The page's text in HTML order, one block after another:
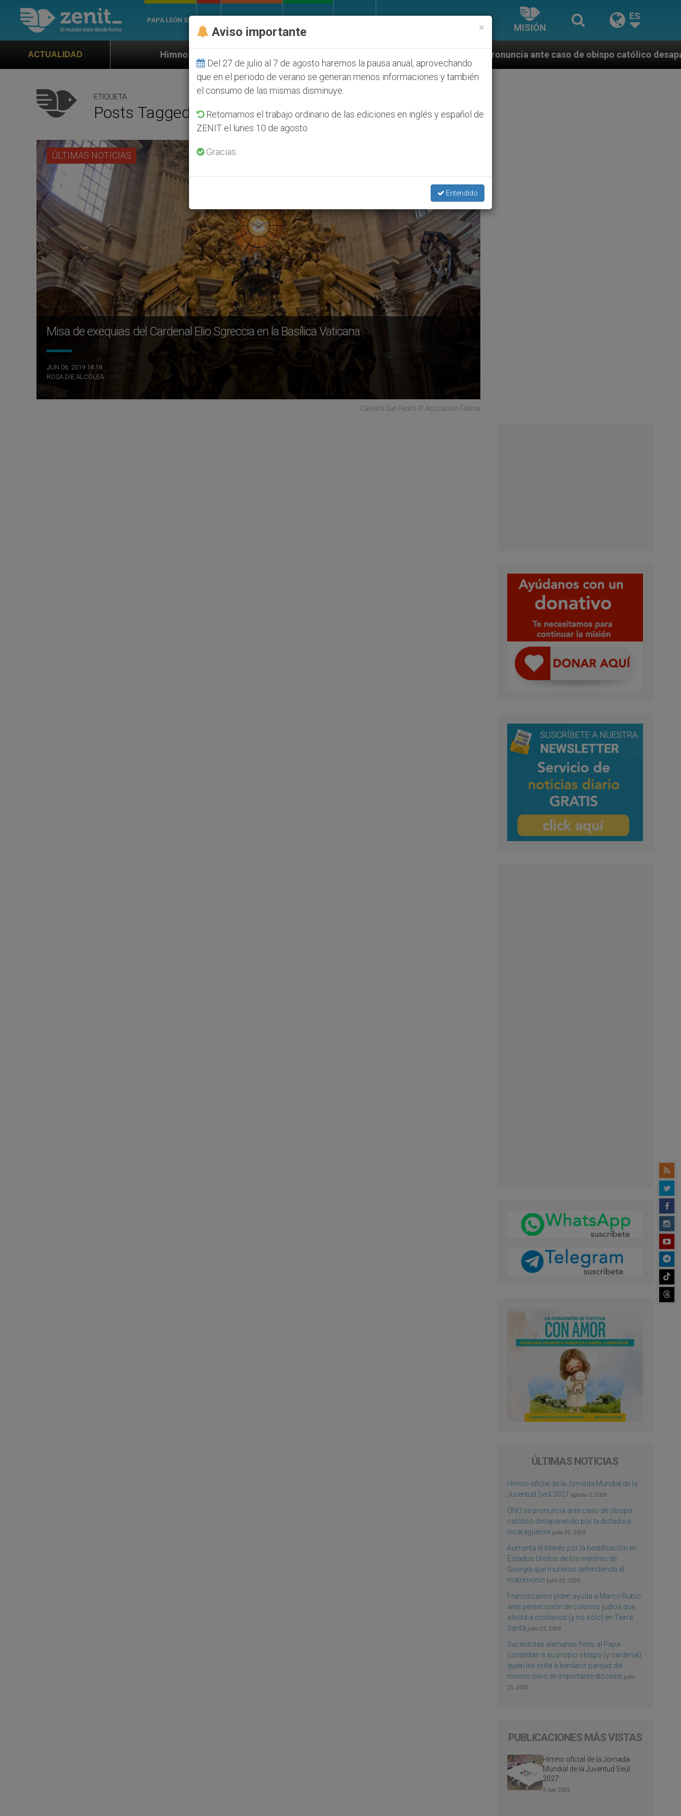
PAPA LEÓN XIV
MISIÓN
ES
ACTUALIDAD
Himno oficial de la Jornada Mundial de la Juventud Seúl 2027 ONU se pronuncia ante caso de obispo católico desaparecido por la dictadura
ETIQUETA
Posts Tagged ‘Elio Sgreccia’
ÚLTIMAS NOTICIAS
Misa de exequias del Cardenal Elio Sgreccia en la Basílica Vaticana
JUN 06, 2019 14:18
ROSA DIE ALCOLEA
Cátedra San Pedro © Asociación Fátima
ÚLTIMAS NOTICIAS
Himno oficial de la Jornada Mundial de la
Juventud Seúl 2027 agosto 3, 2026
ONU se pronuncia ante caso de obispo
católico desaparecido por la dictadura
nicaragüense julio 25, 2026
Aumenta el interés por la beatificación en
Estados Unidos de los mártires de
Georgia que murieron defendiendo el
matrimonio julio 25, 2026
Franciscanos piden ayuda a Marco Rubio
ante persecución de colonos judíos que
afecta a cristianos (y no sólo) en Tierra
Santa julio 25, 2026
Sacerdotes alemanes fieles al Papa
contestan a su propio obispo (y cardenal)
quien les orilla a bendecir parejas del
mismo sexo en importante diócesis julio
25, 2026
PUBLICACIONES MÁS VISTAS
Himno oficial de la Jornada
Mundial de la Juventud Seúl
2027
3 Ago 2026
×
Aviso importante
Del 27 de julio al 7 de agosto haremos la pausa anual, aprovechando
que en el periodo de verano se generan menos informaciones y también
el consumo de las mismas disminuye.
Retomamos el trabajo ordinario de las ediciones en inglés y español de
ZENIT el lunes 10 de agosto.
Gracias.
Entendido